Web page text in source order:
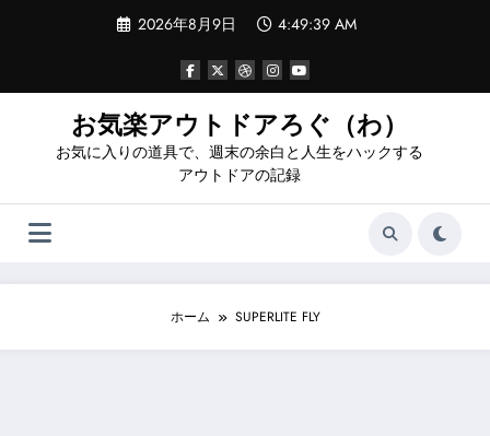
ツ
2026年8月9日 4:49:39 AM
お気楽アウトドアろぐ（わ）
お気に入りの道具で、週末の余白と人生をハックする
アウトドアの記録
ホーム SUPERLITE FLY